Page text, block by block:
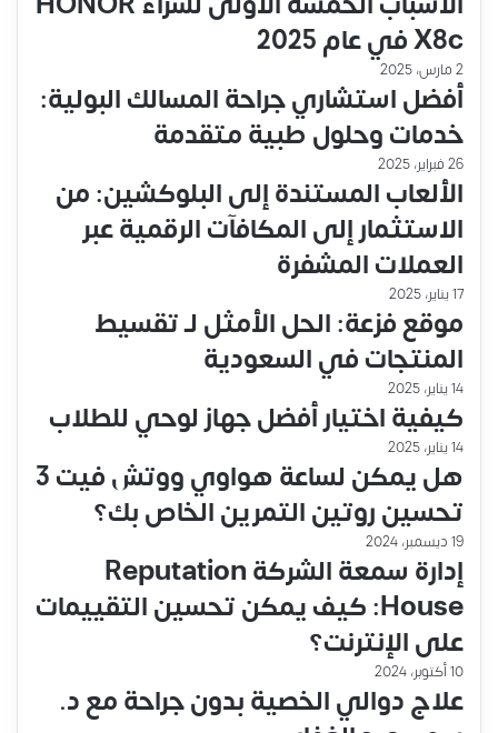
X8c في عام 2025
2 مارس، 2025
أفضل استشاري جراحة المسالك البولية:
خدمات وحلول طبية متقدمة
26 فبراير، 2025
الألعاب المستندة إلى البلوكشين: من
الاستثمار إلى المكافآت الرقمية عبر
العملات المشفرة
17 يناير، 2025
موقع فزعة: الحل الأمثل لـ تقسيط
المنتجات في السعودية
14 يناير، 2025
كيفية اختيار أفضل جهاز لوحي للطلاب
14 يناير، 2025
هل يمكن لساعة هواوي ووتش فيت 3
تحسين روتين التمرين الخاص بك؟
19 ديسمبر، 2024
إدارة سمعة الشركة Reputation
House: كيف يمكن تحسين التقييمات
على الإنترنت؟
10 أكتوبر، 2024
علاج دوالي الخصية بدون جراحة مع د.